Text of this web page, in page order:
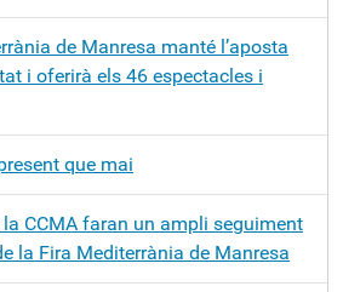
de Manresa manté l’aposta
i oferirà els 46 espectacles i
que mai
CCMA faran un ampli seguiment
la Fira Mediterrània de Manresa